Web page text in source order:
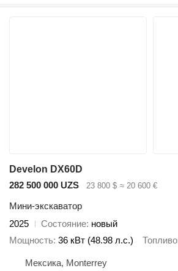
Develon DX60D
282 500 000 UZS
23 800 $ ≈ 20 600 €
Мини-экскаватор
2025
Состояние новый
Мощность 36 кВт (48.98 л.с.) Топливо
Мексика, Monterrey